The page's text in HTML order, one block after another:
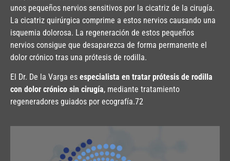
unos pequeños nervios sensitivos por la cicatriz de la cirugía.
La cicatriz quirúrgica comprime a estos nervios causando una
isquemia dolorosa. La regeneración de estos pequeños
nervios consigue que desaparezca de forma permanente el
dolor crónico tras una prótesis de rodilla.
El Dr. De la Varga es especialista en tratar prótesis de rodilla
con dolor crónico sin cirugía, mediante tratamiento
regeneradores guiados por ecografía.72